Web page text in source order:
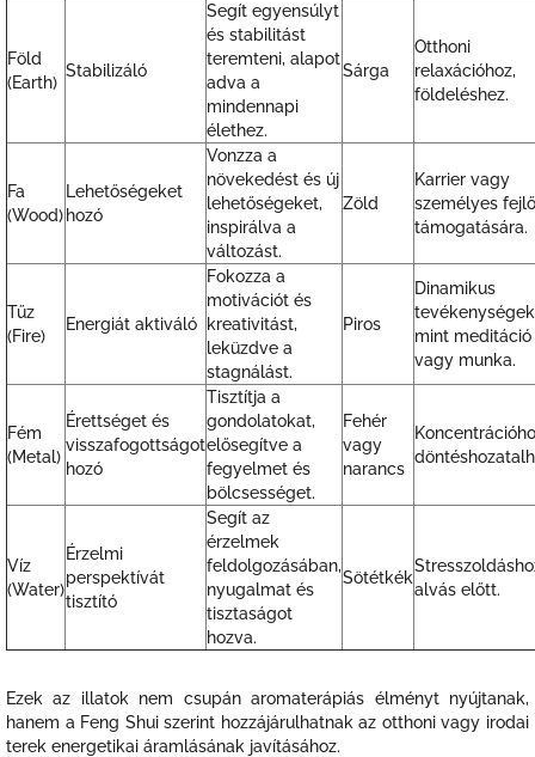
Föld
(Earth)
Stabilizáló
Segít egyensúlyt
és stabilitást
teremteni, alapot
adva a
mindennapi
élethez.
Sárga
Otthoni
relaxációhoz,
földeléshez.
Fa
(Wood)
Lehetőségeket
hozó
Vonzza a
növekedést és új
lehetőségeket,
inspirálva a
változást.
Zöld
Karrier vagy
személyes
támogatására.
Tűz
(Fire)
Energiát aktiváló
Fokozza a
motivációt és
kreativitást,
leküzdve a
stagnálást.
Piros
Dinamikus
mint meditáció
vagy munka.
Fém
(Metal)
Érettséget és
visszafogottságot
hozó
Tisztítja a
gondolatokat,
elősegítve a
fegyelmet és
bölcsességet.
Fehér
vagy
narancs
Víz
(Water)
Érzelmi
perspektívát
tisztító
Segít az
érzelmek
feldolgozásában,
nyugalmat és
tisztaságot
hozva.
Sötétkék
alvás előtt.
Ezek az illatok nem csupán aromaterápiás élményt nyújtanak,
hanem a Feng Shui szerint hozzájárulhatnak az otthoni vagy irodai
terek energetikai áramlásának javításához.